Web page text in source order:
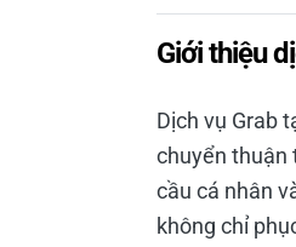
Giới thiệu
Dịch vụ Grab
chuyển thuận
cầu cá nhân
không chỉ